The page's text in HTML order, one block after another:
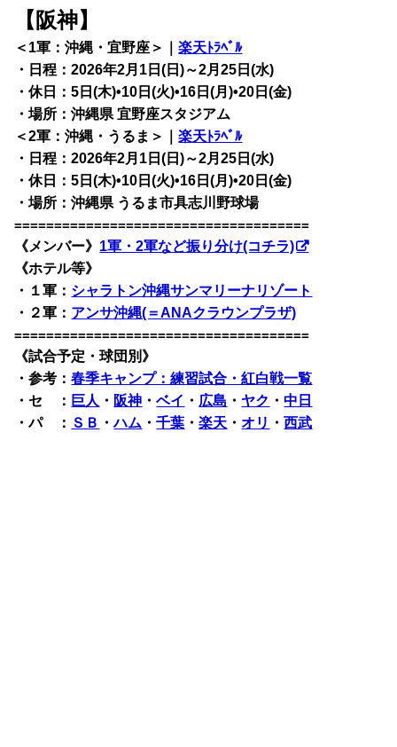
【阪神】
＜1軍：沖縄・宜野座＞｜楽天ﾄﾗﾍﾞﾙ
・日程：2026年2月1日(日)～2月25日(水)
・休日：5日(木)•10日(火)•16日(月)•20日(金)
・場所：沖縄県 宜野座スタジアム
＜2軍：沖縄・うるま＞｜楽天ﾄﾗﾍﾞﾙ
・日程：2026年2月1日(日)～2月25日(水)
・休日：5日(木)•10日(火)•16日(月)•20日(金)
・場所：沖縄県 うるま市具志川野球場
=====================================
《メンバー》 1軍・2軍など振り分け(コチラ)
《ホテル等》
・１軍： シャラトン沖縄サンマリーナリゾート
・２軍： アンサ沖縄(＝ANAクラウンプラザ)
=====================================
《試合予定・球団別》
・参考：春季キャンプ：練習試合・紅白戦一覧
・セ ： 巨人 ・ 阪神 ・ベイ ・ 広島 ・ ヤク ・中日
・パ ： ＳＢ ・ハム ・千葉 ・楽天 ・オリ ・西武